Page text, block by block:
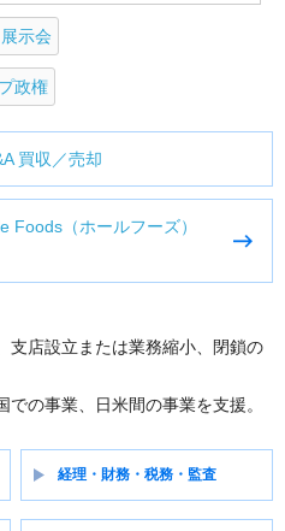
示会
政権
買収／売却
Foods（ホールフーズ）
支店設立または業務縮小、閉鎖の
の事業、日米間の事業を支援。
経理・財務・税務・監査